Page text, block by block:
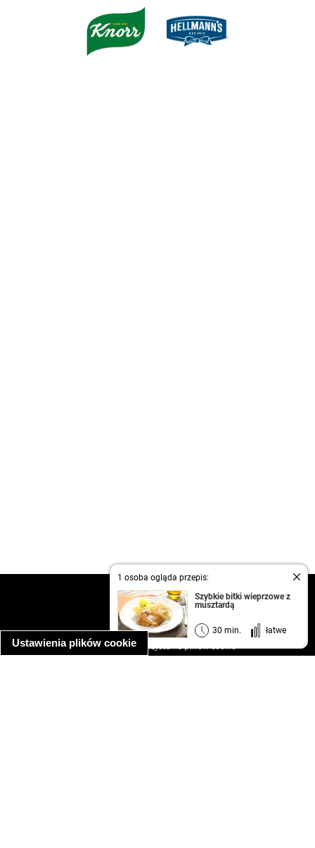
Ustawienia plików cookie
1 osoba ogląda przepis:
Szybkie bitki wieprzowe z
musztardą
30 min. łatwe
kontakt
regulamin
informacja o prywatności
informacja o wykorzystaniu plików cookie